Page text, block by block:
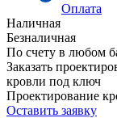
Оплата
Наличная
Безналичная
По счету в любом
Заказать
кровли под ключ
Проектирование
Оставить заявку